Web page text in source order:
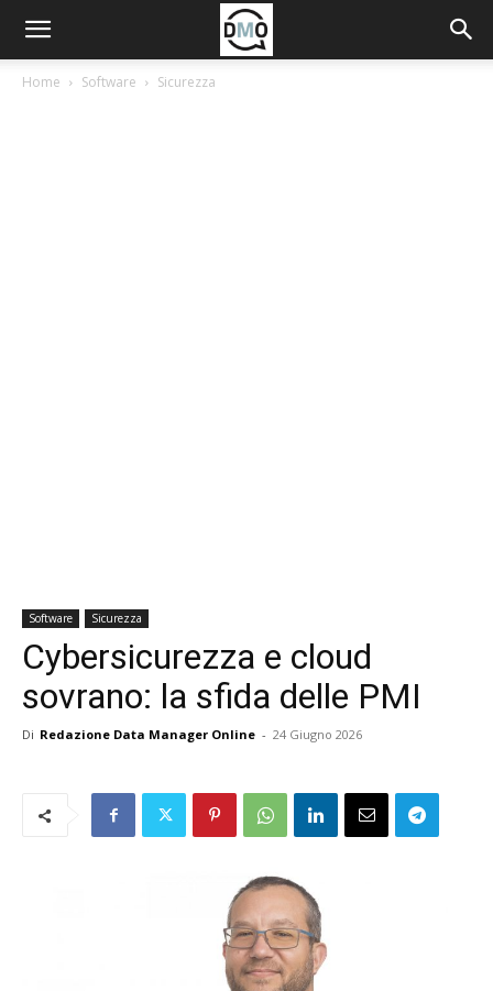
Home Software Sicurezza
Software Sicurezza
Cybersicurezza e cloud
sovrano: la sfida delle PMI
Di Redazione Data Manager Online - 24 Giugno 2026